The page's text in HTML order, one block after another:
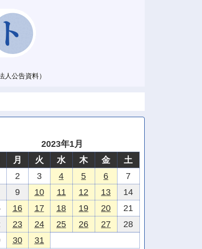
公告資料）
2023年1月
月 火 水 木 金
土
2 3 4 5 6
7
9 10 11 12 13
14
16 17 18 19 20
21
23 24 25 26 27
28
30 31